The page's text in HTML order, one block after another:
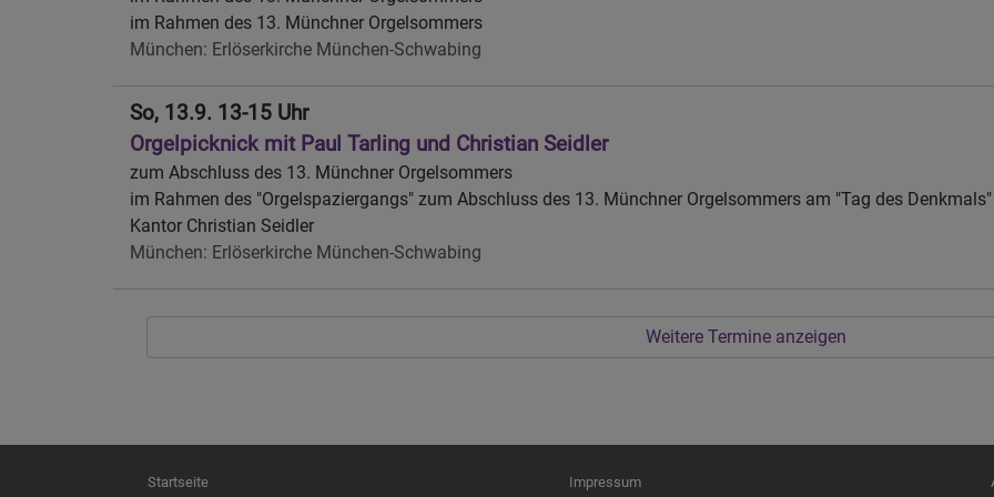
im Rahmen des 13. Münchner Orgelsommers
München Erlöserkirche München-Schwabing
So, 13.9. 13-15 Uhr
Orgelpicknick mit Paul Tarling und Christian Seidler
zum Abschluss des 13. Münchner Orgelsommers
im Rahmen des "Orgelspaziergangs" zum Abschluss des 13. Münchner Orgelsommers am "Tag des Denkmals"
Kantor Christian Seidler
München Erlöserkirche München-Schwabing
Weitere Termine anzeigen
Hauptnavigation
Startseite Fußbereichsmenü
Impressum